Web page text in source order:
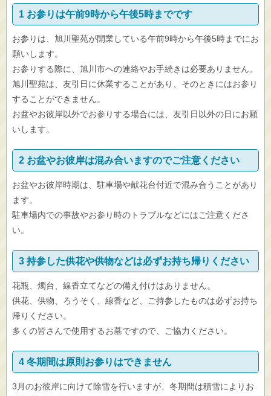
1 お参りは午前9時から午後5時までです
お参りは、旭川聖苑が開業している午前9時から午後5時までにお
願いします。
お参りする際に、旭川市への連絡やお手続きは必要ありません。
旭川聖苑は、友引日に休業することがあり、そのときにはお参り
することができません。
お盆やお彼岸以外でお参りする場合には、友引日以外の日にお願
いします。
2 お盆やお彼岸は混み合いますのでご注意ください
お盆やお彼岸時期は、駐車場や献花台付近で混み合うことがあり
ます。
駐車場内での事故やお参り時のトラブルなどにはご注意くださ
い。
3 持参した供花や供物などは必ずお持ち帰りください
花瓶、燭台、線香立てなどの備え付けはありません。
供花、供物、ろうそく、線香など、ご持参したものは必ずお持ち
帰りください。
多くの皆さんで使用するお墓ですので、ご協力ください。
4 冬期間は原則お参りはできません
3月のお彼岸に向けて除雪を行いますが、冬期間は積雪によりお